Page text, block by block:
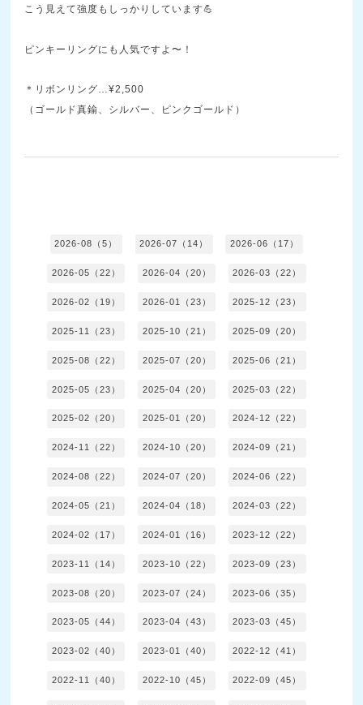
こう見えて強度もしっかりしています💪
ピンキーリングにも人気ですよ〜！
＊リボンリング…¥2,500
（ゴールド真鍮、シルバー、ピンクゴールド）
2026-08（5） 2026-07（14） 2026-06（17）
2026-05（22） 2026-04（20） 2026-03（22）
2026-02（19） 2026-01（23） 2025-12（23）
2025-11（23） 2025-10（21） 2025-09（20）
2025-08（22） 2025-07（20） 2025-06（21）
2025-05（23） 2025-04（20） 2025-03（22）
2025-02（20） 2025-01（20） 2024-12（22）
2024-11（22） 2024-10（20） 2024-09（21）
2024-08（22） 2024-07（20） 2024-06（22）
2024-05（21） 2024-04（18） 2024-03（22）
2024-02（17） 2024-01（16） 2023-12（22）
2023-11（14） 2023-10（22） 2023-09（23）
2023-08（20） 2023-07（24） 2023-06（35）
2023-05（44） 2023-04（43） 2023-03（45）
2023-02（40） 2023-01（40） 2022-12（41）
2022-11（40） 2022-10（45） 2022-09（45）